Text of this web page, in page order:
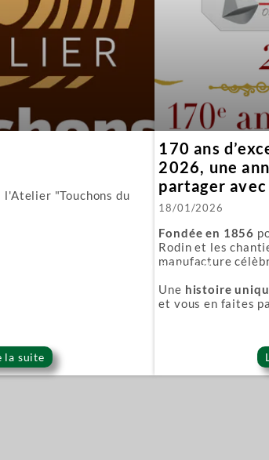
spécifiques :
scies à guichet.
lames de rechange.
Épée démoniaque (Onigatana)
l'Atelier "Touchons du
la suite
170 ans
2026, une
partager avec
18/01/2026
Fondée en 1856
Rodin et les
manufacture
Une histoire
et vous en faites